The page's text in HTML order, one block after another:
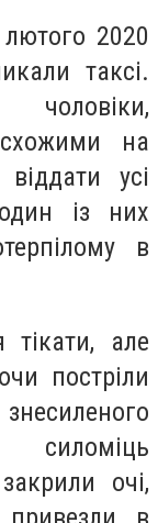
2020
таксі.
на
усі
із них
в
тікати, але
постріли
очі,